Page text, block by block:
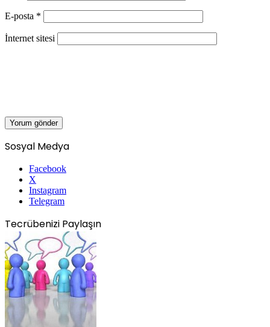
E-posta *
İnternet sitesi
Sosyal Medya
Facebook
X
Instagram
Telegram
Tecrübenizi Paylaşın